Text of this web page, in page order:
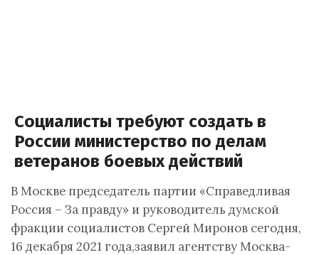
Социалисты требуют создать в
России министерство по делам
ветеранов боевых действий
В Москве председатель партии «Справедливая
Россия – За правду» и руководитель думской
фракции социалистов Сергей Миронов сегодня,
16 декабря 2021 года,заявил агентству Москва-